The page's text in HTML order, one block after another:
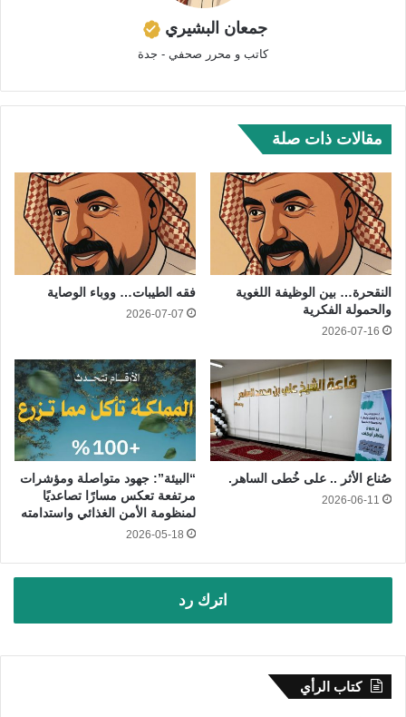
جمعان البشيري
كاتب و محرر صحفي - جدة
مقالات ذات صلة
النقحرة… بين الوظيفة اللغوية
والحمولة الفكرية
2026-07-16
فقه الطيبات… ووباء الوصاية
2026-07-07
صُناع الأثر .. على خُطى الساهر.
2026-06-11
“البيئة”: جهود متواصلة ومؤشرات
مرتفعة تعكس مسارًا تصاعديًا
لمنظومة الأمن الغذائي واستدامته
2026-05-18
اترك رد
كتاب الرأي